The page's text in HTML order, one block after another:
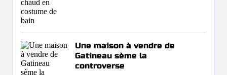
Une maison à vendre de
Gatineau sème la
controverse